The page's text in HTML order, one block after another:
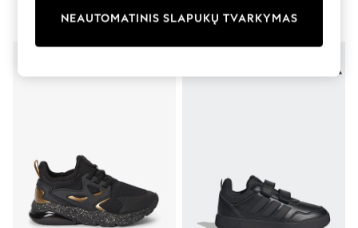
Tops
Shorts
Bags & Accessories
Shirts
Polo Shirts
Shop all
Shoes
NEAUTOMATINIS SLAPUKŲ TVARKYMAS